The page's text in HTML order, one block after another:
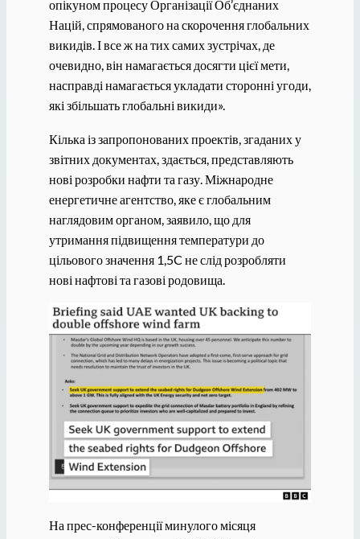
опікуном процесу Організації Об’єднаних
Націй, спрямованого на скорочення глобальних
викидів. І все ж на тих самих зустрічах, де
очевидно, він намагається досягти цієї мети,
насправді намагається укладати сторонні угоди,
які збільшать глобальні викиди».
Кілька із запропонованих проектів, згаданих у
звітних документах, здається, представляють
нові розробки нафти та газу. Міжнародне
енергетичне агентство, яке є глобальним
наглядовим органом, заявило, що для
утримання підвищення температури до
цільового значення 1,5C не слід розробляти
нові нафтові та газові родовища.
На прес-конференції минулого місяця